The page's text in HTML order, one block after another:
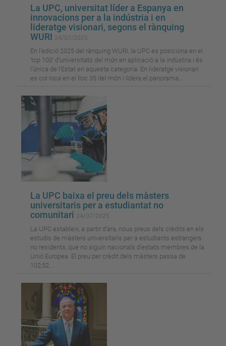
La UPC, universitat líder a Espanya en
innovacions per a la indústria i en
lideratge visionari, segons el rànquing
WURI
En l’edició 2025 del rànquing WURI, la UPC es posiciona en el
‘top 100’ d’universitats del món en aplicació a la indústria i és
l'única de l'Estat en aquesta categoria. En lideratge visionari
es col·loca en el lloc 35 del món i lidera el panorama...
La UPC baixa el preu dels màsters
universitaris per a estudiantat no
comunitari
La UPC estableix, a partir d’ara, nous preus dels crèdits en els
estudis de màsters universitaris per a estudiants estrangers
no residents, que no siguin nacionals d'estats membres de la
Unió Europea. El preu per crèdit dels màsters passa de
102,52...